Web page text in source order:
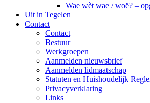
Wae wèt wae / woë? –
Uit in Tegelen
Contact
Contact
Bestuur
Werkgroepen
Aanmelden nieuwsbrief
Aanmelden lidmaatschap
Statuten en Huishoudelijk
Privacyverklaring
Links